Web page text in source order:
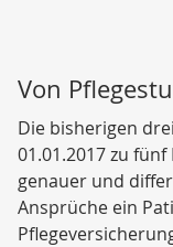
Von
Die bisherigen
01.01.2017 zu
genauer und
Ansprüche ein